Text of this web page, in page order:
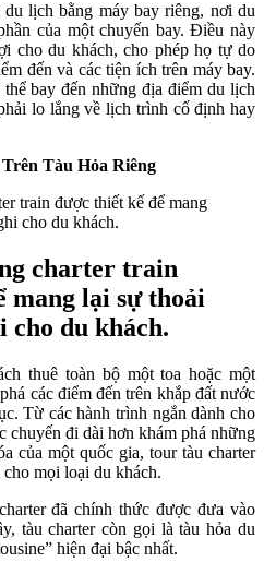
lịch bằng máy bay riêng, nơi du
của một chuyến bay. Điều này
cho du khách, cho phép họ tự do
đến và các tiện ích trên máy bay.
bay đến những địa điểm du lịch
lo lắng về lịch trình cố định hay
Tàu Hỏa Riêng
charter train
mang lại sự thoải
cho du khách.
thuê toàn bộ một toa hoặc một
các điểm đến trên khắp đất nước
Từ các hành trình ngắn dành cho
chuyến đi dài hơn khám phá những
của một quốc gia, tour tàu charter
mọi loại du khách.
đã chính thức được đưa vào
tàu charter còn gọi là tàu hỏa du
hiện đại bậc nhất.